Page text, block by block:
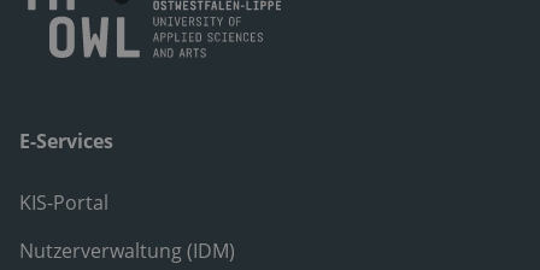
E-Services
KIS-Portal
Nutzerverwaltung (IDM)